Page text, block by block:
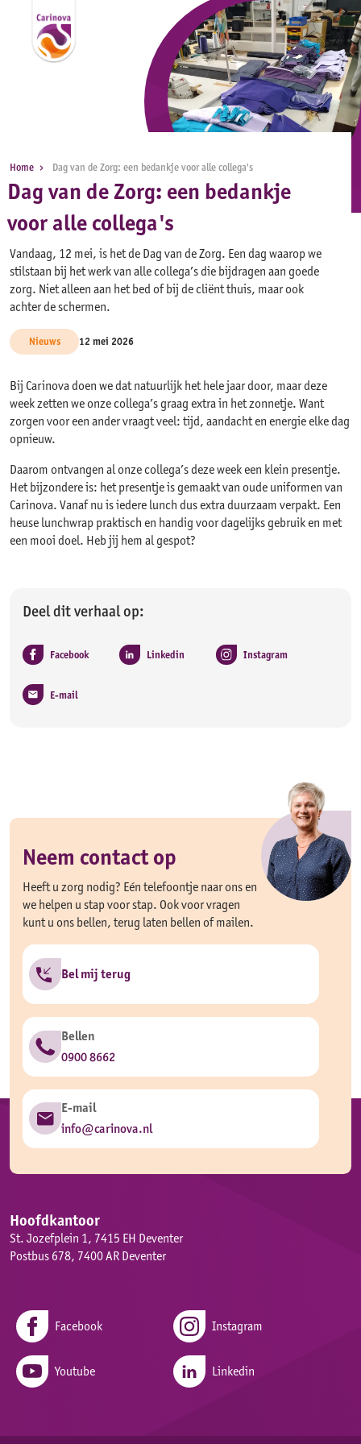
Home Dag van de Zorg: een bedankje voor alle collega's
Dag van de Zorg: een bedankje
voor alle collega's
Vandaag, 12 mei, is het de Dag van de Zorg. Een dag waarop we
stilstaan bij het werk van alle collega’s die bijdragen aan goede
zorg. Niet alleen aan het bed of bij de cliënt thuis, maar ook
achter de schermen.
Nieuws 12 mei 2026
Bij Carinova doen we dat natuurlijk het hele jaar door, maar deze
week zetten we onze collega’s graag extra in het zonnetje. Want
zorgen voor een ander vraagt veel: tijd, aandacht en energie elke dag
opnieuw.
Daarom ontvangen al onze collega’s deze week een klein presentje.
Het bijzondere is: het presentje is gemaakt van oude uniformen van
Carinova. Vanaf nu is iedere lunch dus extra duurzaam verpakt. Een
heuse lunchwrap praktisch en handig voor dagelijks gebruik en met
een mooi doel. Heb jij hem al gespot?
Deel dit verhaal op:
Facebook Linkedin Instagram
E-mail
Neem contact op
Heeft u zorg nodig? Eén telefoontje naar ons en
we helpen u stap voor stap. Ook voor vragen
kunt u ons bellen, terug laten bellen of mailen.
Bel mij terug
Bellen
0900 8662
E-mail
info@carinova.nl
Hoofdkantoor
St. Jozefplein 1, 7415 EH Deventer
Postbus 678, 7400 AR Deventer
Facebook Instagram
Youtube Linkedin